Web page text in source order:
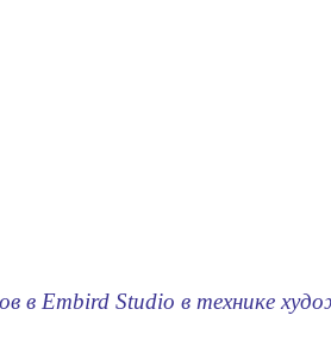
в Embird Studio в технике